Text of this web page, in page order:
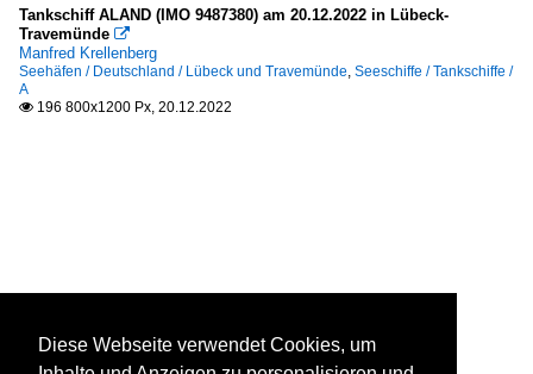
Tankschiff ALAND (IMO 9487380) am 20.12.2022 in Lübeck-
Travemünde 
Manfred Krellenberg
Seehäfen / Deutschland / Lübeck und Travemünde, Seeschiffe / Tankschiffe /
A
 196 800x1200 Px, 20.12.2022
Diese Webseite verwendet Cookies, um